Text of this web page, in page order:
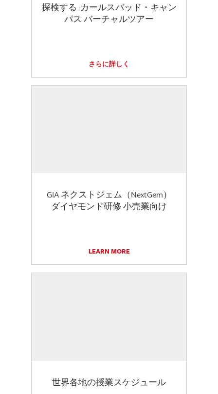
探検する :カールスバッド・キャン
パス バーチャルツアー
さらに詳しく
GIA ネクストジェム（NextGem）
ダイヤモンド研修 小売業向け
LEARN MORE
世界各地の授業スケジュール